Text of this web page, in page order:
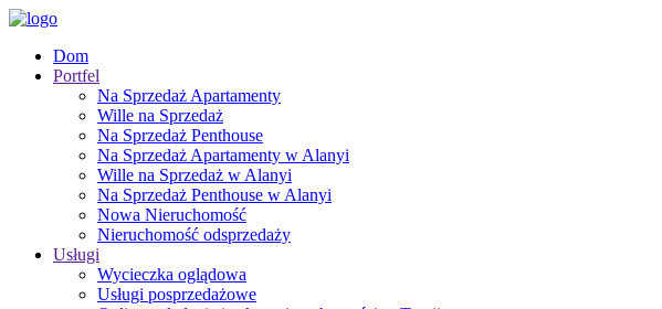
Dom
Portfel
Na Sprzedaż Apartamenty
Wille na Sprzedaż
Na Sprzedaż Penthouse
Na Sprzedaż Apartamenty w Alanyi
Wille na Sprzedaż w Alanyi
Na Sprzedaż Penthouse w Alanyi
Nowa Nieruchomość
Nieruchomość odsprzedaży
Usługi
Wycieczka oglądowa
Usługi posprzedażowe